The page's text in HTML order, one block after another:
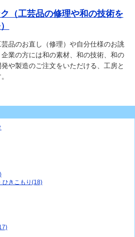
（工芸品の修理や和の技術を
品のお直し（修理）や自分仕様のお誂
業の方には和の素材、和の技術、和の
や製造のご注文をいただける、工房と
ひきこもり(18)